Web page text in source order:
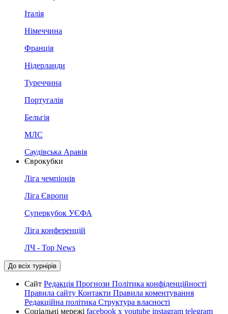
Італія
Німеччина
Франція
Нідерланди
Туреччина
Португалія
Бельгія
МЛС
Саудівська Аравія
Єврокубки
Ліга чемпіонів
Ліга Європи
Суперкубок УЄФА
Ліга конференцій
ЛЧ - Top News
До всіх турнірів
Сайт Редакція Прогнози Політика конфіденційності
Правила сайту Контакти Правила коментування
Редакційна політика Структура власності
Соціальні мережі facebook x youtube instagram telegram